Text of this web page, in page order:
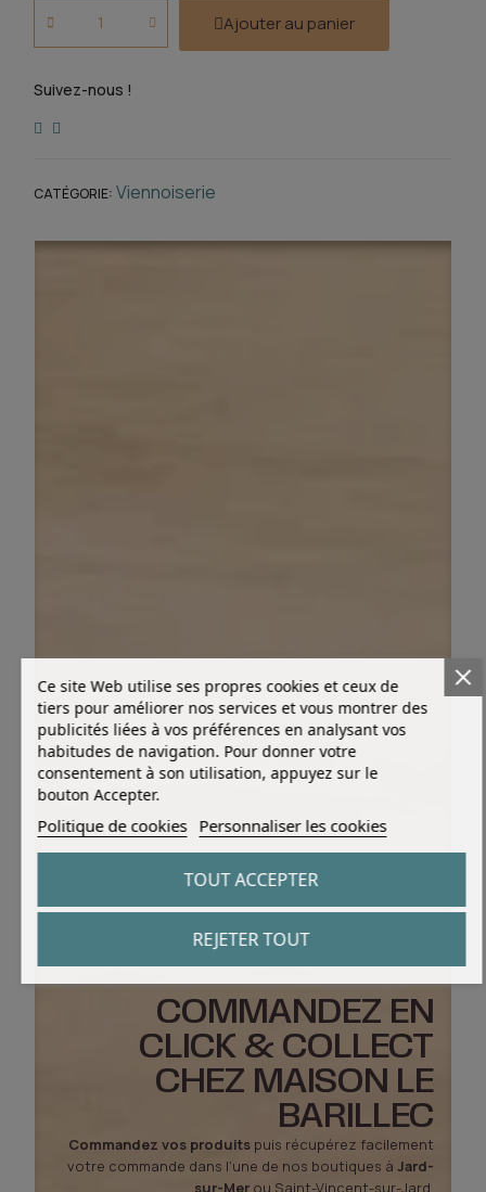
Ajouter au panier
Suivez-nous !
CATÉGORIE Viennoiserie
COMMANDEZ EN
CLICK & COLLECT
CHEZ MAISON LE
BARILLEC
Commandez vos produits puis récupérez facilement
votre commande dans l’une de nos boutiques à Jard-
sur-Mer ou Saint-Vincent-sur-Jard.
Ce site Web utilise ses propres cookies et ceux de
tiers pour améliorer nos services et vous montrer des
publicités liées à vos préférences en analysant vos
habitudes de navigation. Pour donner votre
consentement à son utilisation, appuyez sur le
bouton Accepter.
Politique de cookies Personnaliser les cookies
REJETER TOUT
TOUT ACCEPTER